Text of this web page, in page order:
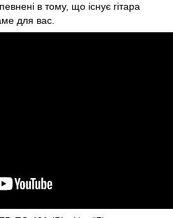
в тому, що існує гітара
для вас.